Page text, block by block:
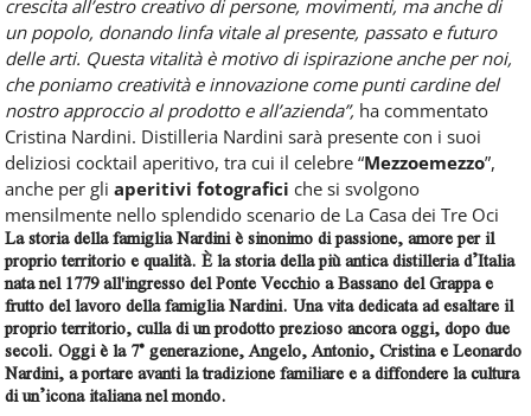
crescita all’estro creativo di persone, movimenti, ma anche di
un popolo, donando linfa vitale al presente, passato e futuro
delle arti. Questa vitalità è motivo di ispirazione anche per noi,
che poniamo creatività e innovazione come punti cardine del
nostro approccio al prodotto e all’azienda”, ha commentato
Cristina Nardini. Distilleria Nardini sarà presente con i suoi
deliziosi cocktail aperitivo, tra cui il celebre “Mezzoemezzo”,
anche per gli aperitivi fotografici che si svolgono
mensilmente nello splendido scenario de La Casa dei Tre Oci
La storia della famiglia Nardini è sinonimo di passione, amore per il
proprio territorio e qualità. È la storia della più antica distilleria d’Italia
nata nel 1779 all'ingresso del Ponte Vecchio a Bassano del Grappa e
frutto del lavoro della famiglia Nardini. Una vita dedicata ad esaltare il
proprio territorio, culla di un prodotto prezioso ancora oggi, dopo due
secoli. Oggi è la 7° generazione, Angelo, Antonio, Cristina e Leonardo
Nardini, a portare avanti la tradizione familiare e a diffondere la cultura
di un’icona italiana nel mondo.